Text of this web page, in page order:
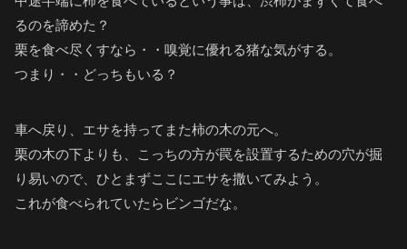
るのを諦めた？
栗を食べ尽くすなら・・嗅覚に優れる猪な気がする。
つまり・・どっちもいる？
車へ戻り、エサを持ってまた柿の木の元へ。
栗の木の下よりも、こっちの方が罠を設置するための穴が掘
り易いので、ひとまずここにエサを撒いてみよう。
これが食べられていたらビンゴだな。